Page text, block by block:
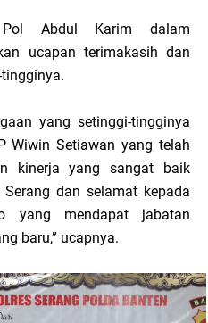
Abdul Karim dalam
ucapan terimakasih dan
yang setinggi-tingginya
Wiwin Setiawan yang telah
kinerja yang sangat baik
dan selamat kepada
yang mendapat jabatan
baru,” ucapnya.